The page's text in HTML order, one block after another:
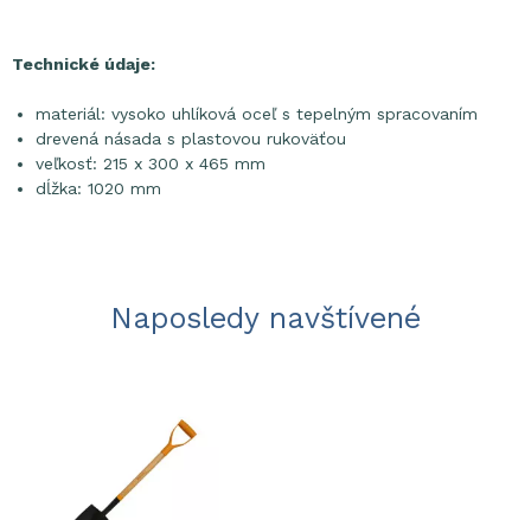
Technické údaje:
materiál: vysoko uhlíková oceľ s tepelným spracovaním
drevená násada s plastovou rukoväťou
veľkosť: 215 x 300 x 465 mm
dĺžka: 1020 mm
Naposledy navštívené